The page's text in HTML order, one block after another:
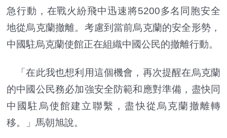
急行動，在戰火紛飛中迅速將5200多名同胞安全
地從烏克蘭撤離。考慮到當前烏克蘭的安全形勢，
中國駐烏克蘭使館正在組織中國公民的撤離行動。
「在此我也想利用這個機會，再次提醒在烏克蘭
的中國公民務必加強安全防範和應對準備，盡快同
中國駐烏使館建立聯繫，盡快從烏克蘭撤離轉
移。」馬朝旭說。